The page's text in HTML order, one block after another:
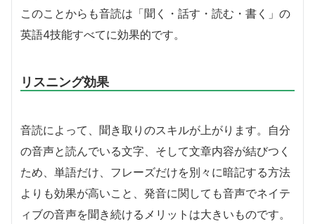
このことからも音読は「聞く・話す・読む・書く」の
英語4技能すべてに効果的です。
リスニング効果
音読によって、聞き取りのスキルが上がります。自分
の音声と読んでいる文字、そして文章内容が結びつく
ため、単語だけ、フレーズだけを別々に暗記する方法
よりも効果が高いこと、発音に関しても音声でネイテ
ィブの音声を聞き続けるメリットは大きいものです。